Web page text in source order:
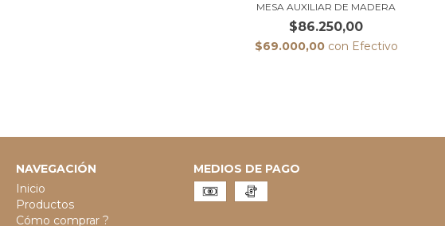
MESA AUXILIAR DE MADERA
$86.250,00
$69.000,00 con Efectivo
NAVEGACIÓN
Inicio
Productos
Cómo comprar ?
MEDIOS DE PAGO